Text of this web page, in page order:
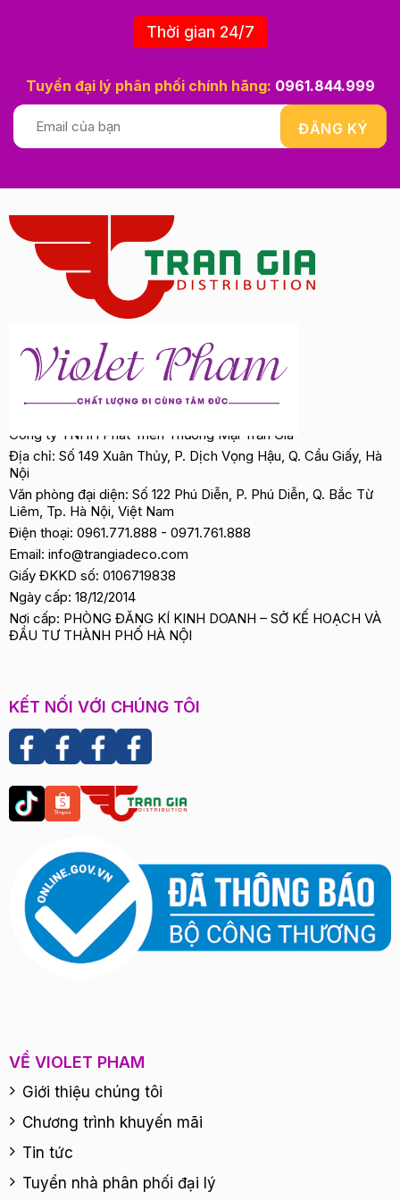
– Hỗ trợ tư vấn giải đáp thắc mắc 24/24
———————————
ĐỨC
Thời gian 24/7
Tuyển đại lý phân phối chính hãng: 0961.844.999
Công ty TNHH Phát Triển Thương Mại Trần Gia
Địa chỉ: Số 149 Xuân Thủy, P. Dịch Vọng Hậu, Q. Cầu Giấy, Hà
Nội
Văn phòng đại diện: Số 122 Phú Diễn, P. Phú Diễn, Q. Bắc Từ
Liêm, Tp. Hà Nội, Việt Nam
Điện thoại: 0961.771.888 - 0971.761.888
Email: info@trangiadeco.com
Giấy ĐKKD số: 0106719838
Ngày cấp: 18/12/2014
Nơi cấp: PHÒNG ĐĂNG KÍ KINH DOANH – SỞ KẾ HOẠCH VÀ
ĐẦU TƯ THÀNH PHỐ HÀ NỘI
KẾT NỐI VỚI CHÚNG TÔI
VỀ VIOLET PHAM
Giới thiệu chúng tôi
Chương trình khuyến mãi
Tin tức
Tuyển nhà phân phối đại lý